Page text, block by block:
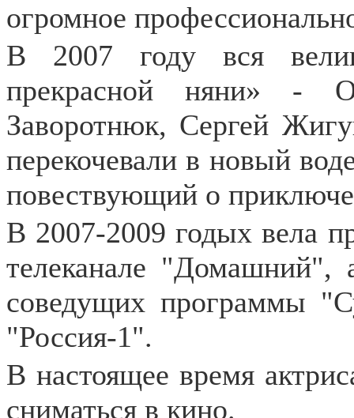
огромное
В 2007 году вся
прекрасной няни» -
Заворотнюк, Сергей
перекочевали в новый
повествующий о
В 2007-2009 годых вела
телеканале
соведущих программы
"Россия-1".
В настоящее время
сниматься в кино.